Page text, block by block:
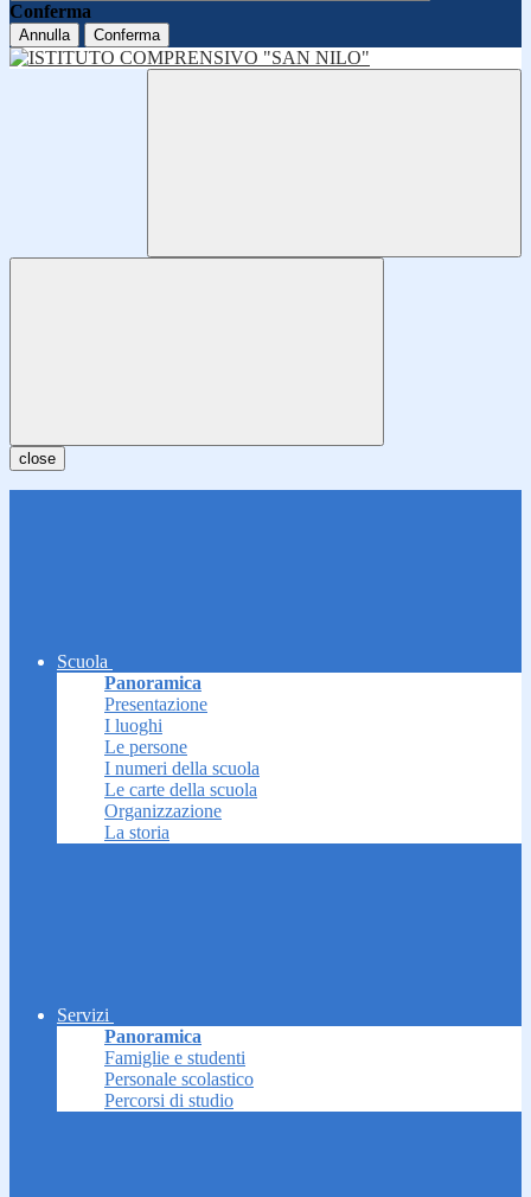
Conferma
Annulla Conferma
close
Scuola
Panoramica
Presentazione
I luoghi
Le persone
I numeri della scuola
Le carte della scuola
Organizzazione
La storia
Servizi
Panoramica
Famiglie e studenti
Personale scolastico
Percorsi di studio